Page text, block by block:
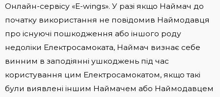
Онлайн-сервісу «E-wings». У разі якщо Наймач до
початку використання не повідомив Наймодавця
про існуючі пошкодження або іншого роду
недоліки Електросамоката, Наймач визнає себе
винним в заподіянні ушкоджень під час
користування цим Електросамокатом, якщо такі
були виявлені іншим Наймачем або Наймодавцем